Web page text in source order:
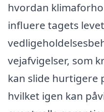
hvordan
influere tagets
vejafvigelser, som
kan slide hurtigere
hvilket igen kan